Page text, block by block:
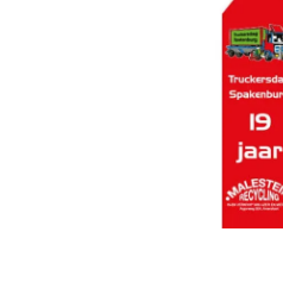
Add to